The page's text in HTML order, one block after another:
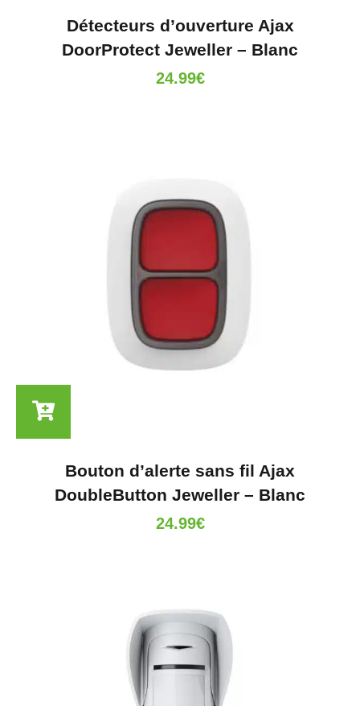
Détecteurs d’ouverture Ajax
DoorProtect Jeweller – Blanc
24.99€
Bouton d’alerte sans fil Ajax
DoubleButton Jeweller – Blanc
24.99€